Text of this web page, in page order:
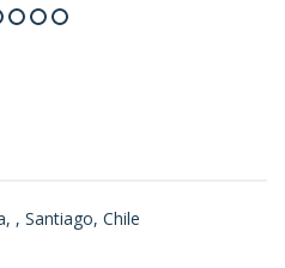
, Santiago, Chile